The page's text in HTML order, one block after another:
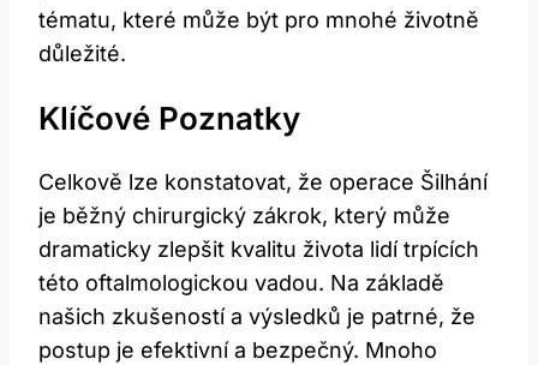
tématu,​ které⁢ může být pro mnohé životně
důležité.
Klíčové⁣ Poznatky
Celkově lze konstatovat, že operace Šilhání
je‍ běžný chirurgický ⁣zákrok, který ⁤může
dramaticky zlepšit ‌kvalitu života lidí⁢ trpících​
této oftalmologickou vadou. ⁤Na základě
našich zkušeností a výsledků je patrné, že
postup ‌je​ efektivní a bezpečný. Mnoho